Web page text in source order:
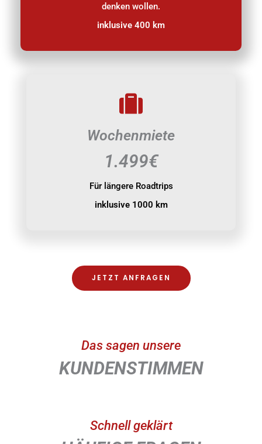
denken wollen.
inklusive 400 km
Wochenmiete
1.499€
Für längere Roadtrips
inklusive 1000 km
JETZT ANFRAGEN
Das sagen unsere
KUNDENSTIMMEN
Schnell geklärt